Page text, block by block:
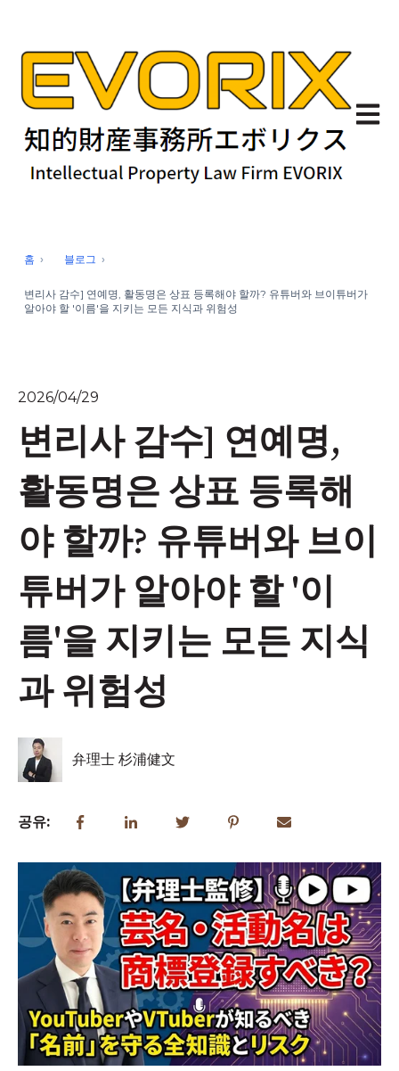
기본
홈 블로그
변리사 감수] 연예명, 활동명은 상표 등록해야 할까? 유튜버와 브이튜버가
알아야 할 '이름'을 지키는 모든 지식과 위험성
2026/04/29
변리사 감수] 연예명,
활동명은 상표 등록해
야 할까? 유튜버와 브이
튜버가 알아야 할 '이
름'을 지키는 모든 지식
과 위험성
弁理士 杉浦健文
공유: